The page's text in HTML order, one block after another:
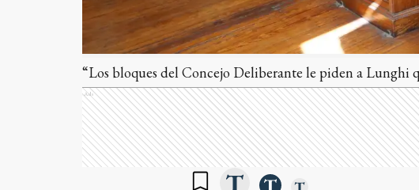
“Los bloques del Concejo Deliberante le piden a Lunghi
Ads